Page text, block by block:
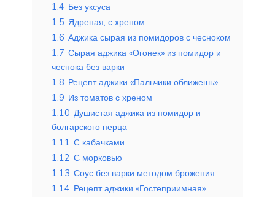
1.4 Без уксуса
1.5 Ядреная, с хреном
1.6 Аджика сырая из помидоров с чесноком
1.7 Сырая аджика «Огонек» из помидор и
чеснока без варки
1.8 Рецепт аджики «Пальчики оближешь»
1.9 Из томатов с хреном
1.10 Душистая аджика из помидор и
болгарского перца
1.11 С кабачками
1.12 С морковью
1.13 Соус без варки методом брожения
1.14 Рецепт аджики «Гостеприимная»